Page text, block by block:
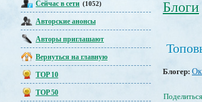
Сейчас в сети (1052)
Авторские анонсы
Авторы приглашают
Вернуться на главную
TOP 10
TOP 50
Блоги
Блогер: